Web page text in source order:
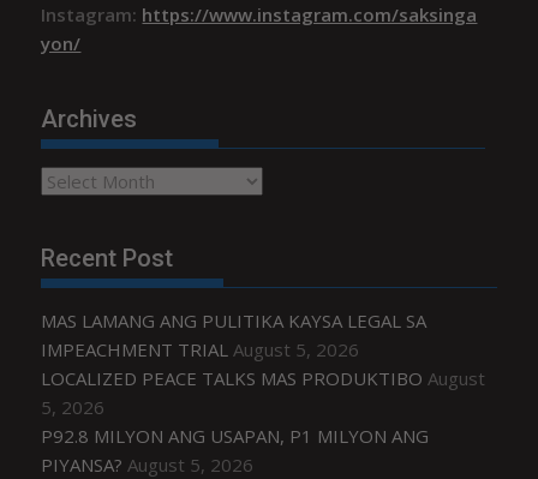
Instagram: https://www.instagram.com/saksinga
yon/
Archives
Archives
Recent Post
MAS LAMANG ANG PULITIKA KAYSA LEGAL SA
IMPEACHMENT TRIAL August 5, 2026
LOCALIZED PEACE TALKS MAS PRODUKTIBO August
5, 2026
P92.8 MILYON ANG USAPAN, P1 MILYON ANG
PIYANSA? August 5, 2026